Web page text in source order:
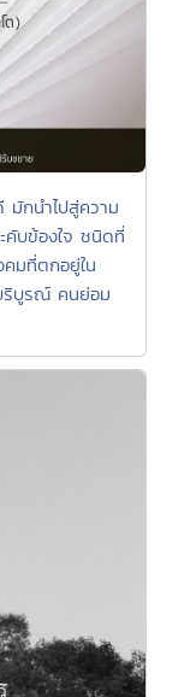
มักนำไปสู่ความ
คับข้องใจ ชนิดที่
มที่ตกอยู่ใน
ริบูรณ์ คนย่อม